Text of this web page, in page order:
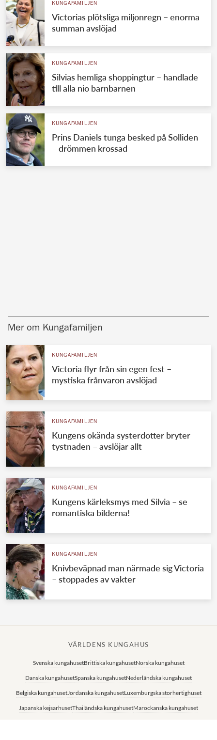
KUNGAFAMILJEN
Victorias plötsliga miljonregn – enorma
summan avslöjad
KUNGAFAMILJEN
Silvias hemliga shoppingtur – handlade
till alla nio barnbarnen
KUNGAFAMILJEN
Prins Daniels tunga besked på Solliden
– drömmen krossad
Mer om Kungafamiljen
KUNGAFAMILJEN
Victoria flyr från sin egen fest –
mystiska frånvaron avslöjad
KUNGAFAMILJEN
Kungens okända systerdotter bryter
tystnaden – avslöjar allt
KUNGAFAMILJEN
Kungens kärleksmys med Silvia – se
romantiska bilderna!
KUNGAFAMILJEN
Knivbeväpnad man närmade sig Victoria
– stoppades av vakter
VÄRLDENS KUNGAHUS
Svenska kungahusetBrittiska kungahusetNorska kungahuset
Danska kungahusetSpanska kungahusetNederländska kungahuset
Belgiska kungahusetJordanska kungahusetLuxemburgska storhertighuset
Japanska kejsarhusetThailändska kungahusetMarockanska kungahuset